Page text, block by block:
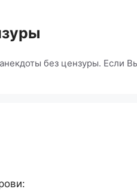
без цензуры. Если